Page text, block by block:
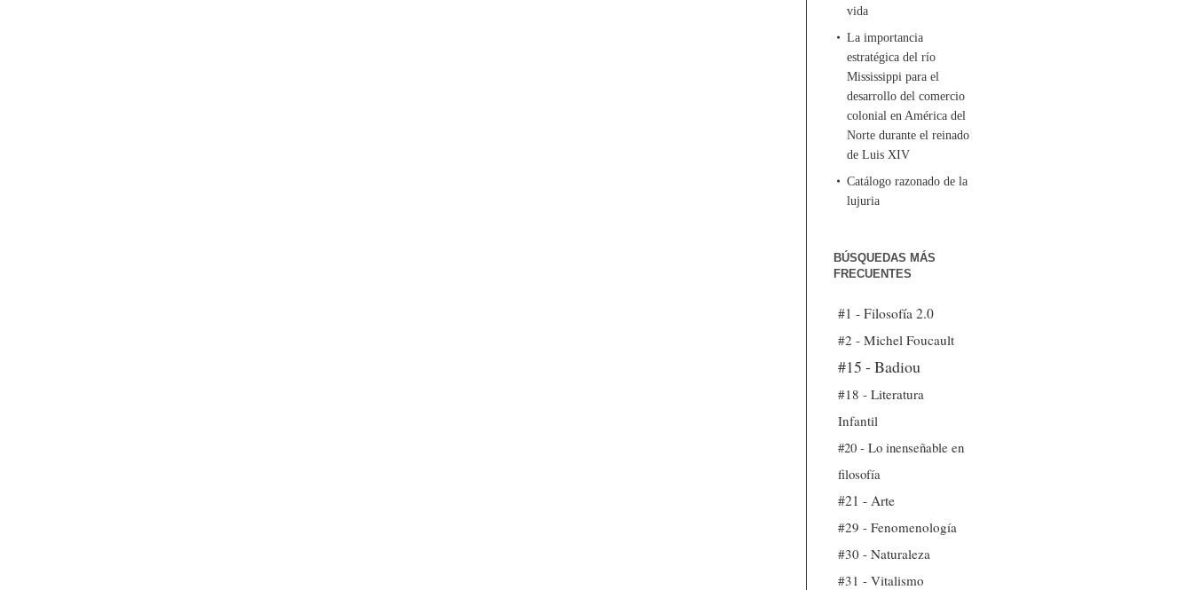
vida
La importancia
estratégica del río
Mississippi para el
desarrollo del comercio
colonial en América del
Norte durante el reinado
de Luis XIV
Catálogo razonado de la
lujuria
BÚSQUEDAS MÁS
FRECUENTES
#1 - Filosofía 2.0
#2 - Michel Foucault
#15 - Badiou
#18 - Literatura
Infantil
#20 - Lo inenseñable en
filosofía
#21 - Arte
#29 - Fenomenología
#30 - Naturaleza
#31 - Vitalismo